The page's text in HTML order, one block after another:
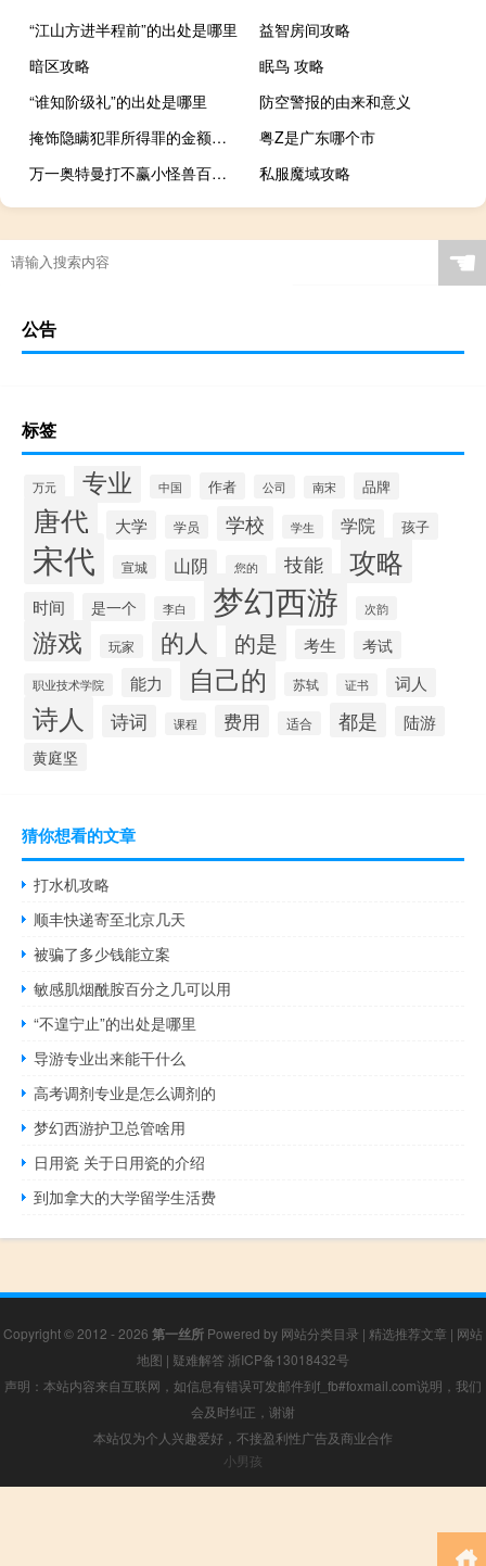
“江山方进半程前”的出处是哪里
益智房间攻略
暗区攻略
眠鸟 攻略
“谁知阶级礼”的出处是哪里
防空警报的由来和意义
掩饰隐瞒犯罪所得罪的金额怎么认定
粤Z是广东哪个市
万一奥特曼打不赢小怪兽百度云（万一奥特曼打不赢小怪兽）
私服魔域攻略
☚
公告
标签
万元 专业 中国 作者 公司 南宋 品牌
唐代 大学 学员 学校 学生 学院 孩子
宋代 宣城 山阴 您的 技能 攻略
时间 是一个 李白 梦幻西游 次韵
游戏 玩家 的人 的是 考生 考试
职业技术学院 能力 自己的 苏轼 证书 词人
诗人 诗词 课程 费用 适合 都是 陆游
黄庭坚
猜你想看的文章
打水机攻略
顺丰快递寄至北京几天
被骗了多少钱能立案
敏感肌烟酰胺百分之几可以用
“不遑宁止”的出处是哪里
导游专业出来能干什么
高考调剂专业是怎么调剂的
梦幻西游护卫总管啥用
日用瓷 关于日用瓷的介绍
到加拿大的大学留学生活费
Copyright © 2012 - 2026 第一丝所 Powered by 网站分类目录 | 精选推荐文章 | 网站
地图 | 疑难解答 浙ICP备13018432号
声明：本站内容来自互联网，如信息有错误可发邮件到f_fb#foxmail.com说明，我们
会及时纠正，谢谢
本站仅为个人兴趣爱好，不接盈利性广告及商业合作
小男孩